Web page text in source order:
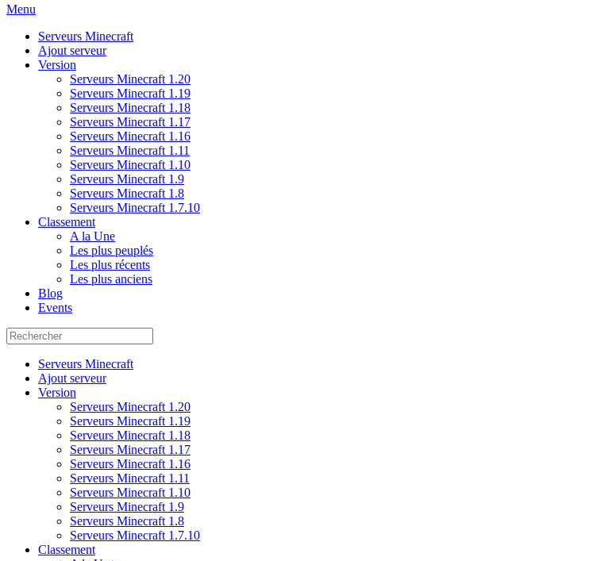
Menu
Serveurs Minecraft
Ajout serveur
Version
Serveurs Minecraft 1.20
Serveurs Minecraft 1.19
Serveurs Minecraft 1.18
Serveurs Minecraft 1.17
Serveurs Minecraft 1.16
Serveurs Minecraft 1.11
Serveurs Minecraft 1.10
Serveurs Minecraft 1.9
Serveurs Minecraft 1.8
Serveurs Minecraft 1.7.10
Classement
A la Une
Les plus peuplés
Les plus récents
Les plus anciens
Blog
Events
Serveurs Minecraft
Ajout serveur
Version
Serveurs Minecraft 1.20
Serveurs Minecraft 1.19
Serveurs Minecraft 1.18
Serveurs Minecraft 1.17
Serveurs Minecraft 1.16
Serveurs Minecraft 1.11
Serveurs Minecraft 1.10
Serveurs Minecraft 1.9
Serveurs Minecraft 1.8
Serveurs Minecraft 1.7.10
Classement